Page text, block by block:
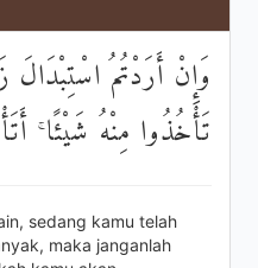
وَإِنْ أَرَدْتُمُ
تَأْخُذُوا مِنْهُ شَيْئًا
sedang kamu telah
maka janganlah